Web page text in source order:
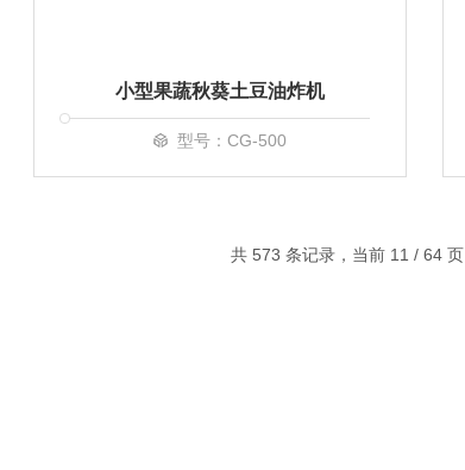
小型果蔬秋葵土豆油炸机
型号：CG-500
共 573 条记录，当前 11 / 64 页